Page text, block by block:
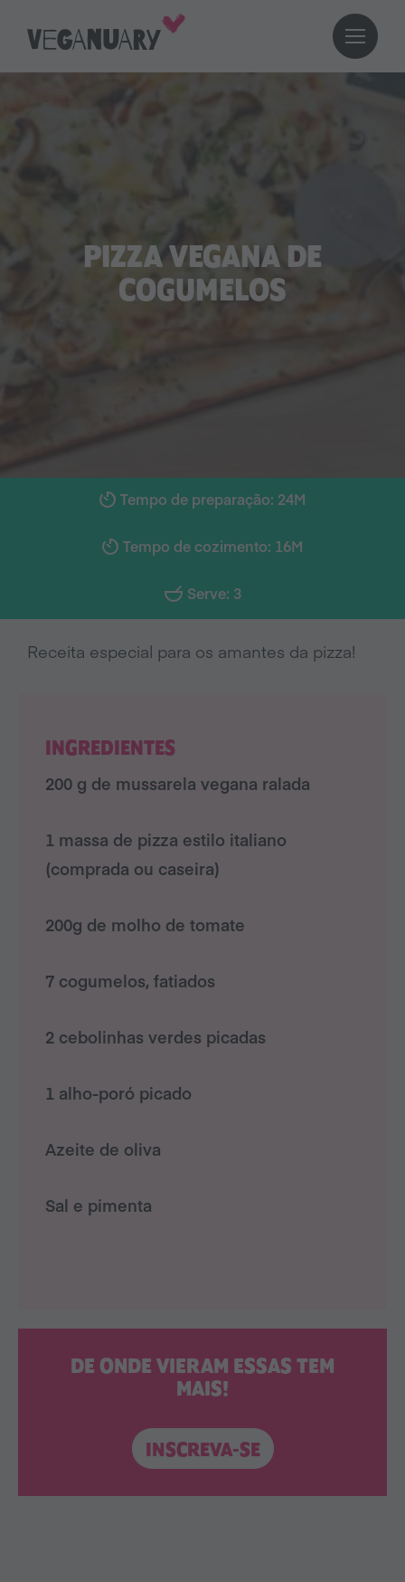
PIZZA VEGANA DE
COGUMELOS
Tempo de preparação: 24M
Tempo de cozimento: 16M
Serve: 3
Receita especial para os amantes da pizza!
DE ONDE VIERAM ESSAS TEM
MAIS!
INSCREVA-SE
INGREDIENTES
200 g de mussarela vegana ralada
1 massa de pizza estilo italiano
(comprada ou caseira)
200g de molho de tomate
7 cogumelos, fatiados
2 cebolinhas verdes picadas
1 alho-poró picado
Azeite de oliva
Sal e pimenta